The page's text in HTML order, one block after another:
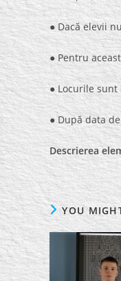
● Dacă elevii
● Pentru
● Locurile
● După data
Descrierea
YOU